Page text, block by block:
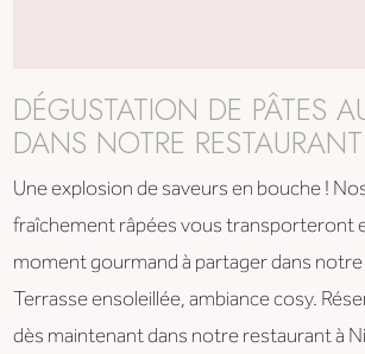
DÉGUSTATION DE PÂTES
DANS NOTRE
Une explosion de saveurs en bouche !
fraîchement râpées vous transporteront
moment gourmand à partager dans
Terrasse ensoleillée, ambiance cosy.
dès maintenant dans notre restaurant à